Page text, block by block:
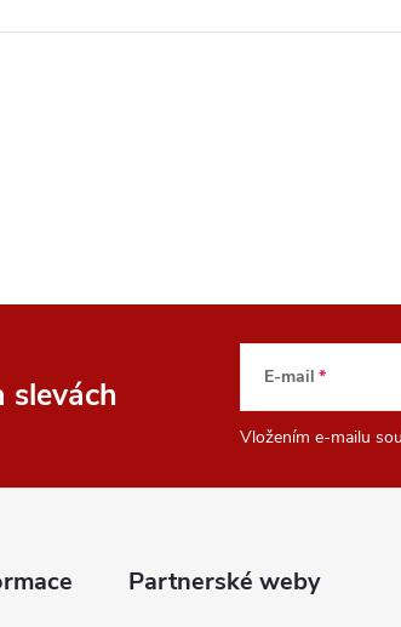
slevách E-mail
Vložením e-mailu
Partnerské weby